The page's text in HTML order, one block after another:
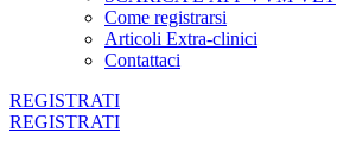
Come registrarsi
Articoli Extra-clinici
Contattaci
REGISTRATI
REGISTRATI